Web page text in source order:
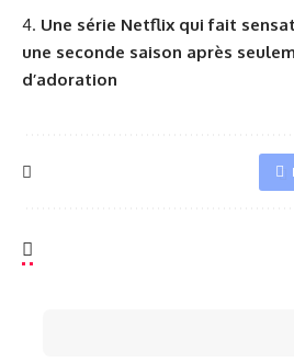
Une série Netflix qui fait
une seconde saison après
d’adoration